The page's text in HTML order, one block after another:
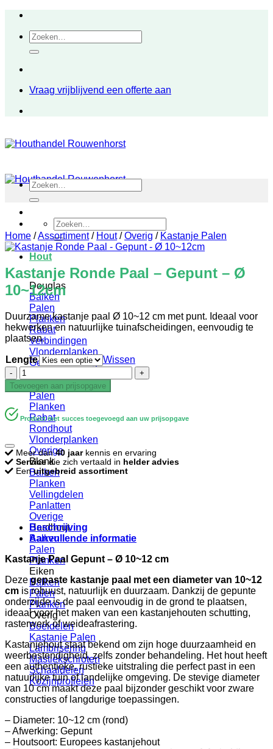
inhoudZoeken
naar:
Vraag vrijblijvend een offerte aan
Zoeken
naar:
Hout
Douglas
Balken
Palen
Planken
Rabat
Verbindingen
Vlonderplanken
Gevelbekleding
Balken
Palen
Planken
Rabat
Rondhout
Vlonderplanken
Overige
Blank
Balken
Planken
Vellingdelen
Panlatten
Overige
Hardhout
Balken
Palen
Planken
Eiken
Balken
Palen
Planken
Overig
Boeidelen
Kastanje Palen
Lambrisering
Mastiekschroten
Schaaldelen
Kozijnprofielen
Zoeken
naar:
Home /Assortiment / Hout / Overig / Kastanje Palen
Kastanje Ronde Paal – Gepunt – Ø
10~12cm
Duurzame kastanje paal Ø 10~12 cm met punt. Ideaal voor
hekwerken en natuurlijke tuinafscheidingen, eenvoudig te
plaatsen.
Lengte
Wissen
Kastanje
Ronde
Paal
Gepunt
10~12cm
aantal
Toevoegen aan prijsopgave
Product met succes toegevoegd aan uw prijsopgave
Meer dan40 jaarkennis en ervaring
Servicedie zich vertaald in helder advies
Eenuitgebreid assortiment
Beschrijving
Aanvullende informatie
Kastanje Paal Gepunt – Ø 10~12 cm
Dezegepaste kastanje paal met een diameter van 10~12
cm is robuust, natuurlijk en duurzaam. Dankzij de gepunte
onderzijde is de paal eenvoudig in de grond te plaatsen,
ideaal voor het maken van een kastanjehouten schutting,
rasterwerk of weideafrastering.
Kastanjehout staat bekend om zijn hoge duurzaamheid en
weerbestendigheid, zelfs zonder behandeling. Het hout heeft
een authentieke, rustieke uitstraling die perfect past in een
natuurlijke tuin of landelijke omgeving. De stevige diameter
van 10 cm maakt deze paal bijzonder geschikt voor zware
constructies of langdurige toepassingen.
– Diameter: 10~12 cm (rond)
– Afwerking: Gepunt
– Houtsoort: Europees kastanjehout